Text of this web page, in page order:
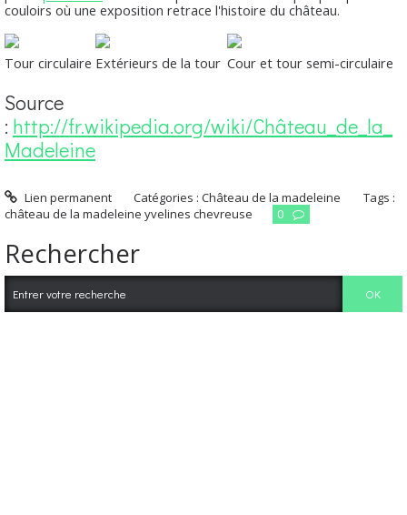
couloirs où une exposition retrace l'histoire du château.
Tour circulaire Extérieurs de la tour Cour et tour semi-circulaire
Source
: http://fr.wikipedia.org/wiki/Château_de_la_
Madeleine
Lien permanent Catégories :Château de la madeleine
Tags :
château de la madeleine yvelines chevreuse
0
Rechercher